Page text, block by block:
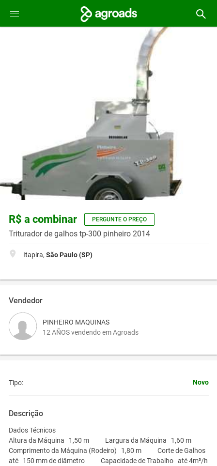
R$ a combinar PERGUNTE O PREÇO
Triturador de galhos tp-300 pinheiro 2014
Itapira, São Paulo (SP)
Vendedor
PINHEIRO MAQUINAS
12 AÑOS vendendo em Agroads
Tipo: Novo
Descrição
Dados Técnicos
Altura da Máquina 1,50 m Largura da Máquina
1,60 m
Comprimento da Máquina (Rodeiro) 1,80 m
Corte de Galhos
até
150 mm de diâmetro Capacidade de Trabalho até 4m³/h